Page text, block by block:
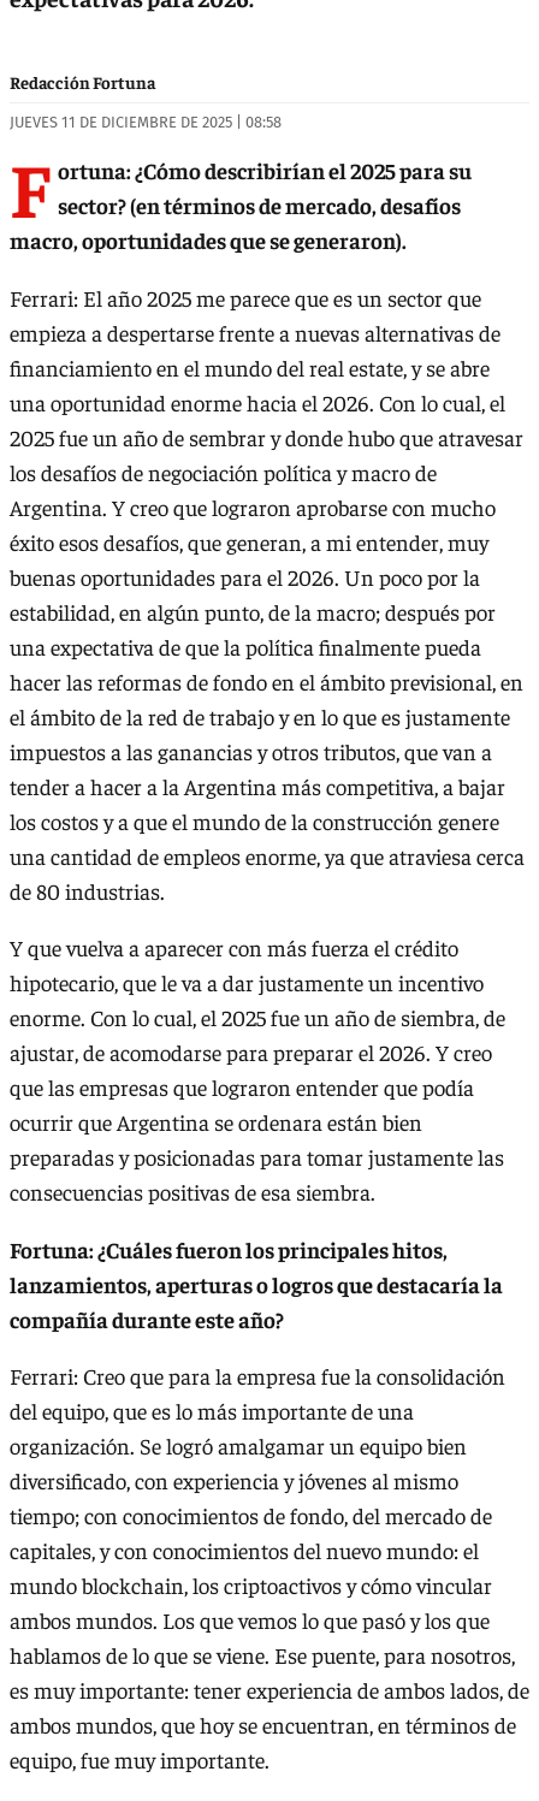
Redacción Fortuna
JUEVES 11 DE DICIEMBRE DE 2025 | 08:58
F ortuna: ¿Cómo describirían el 2025 para su
sector? (en términos de mercado, desafíos
macro, oportunidades que se generaron).
Ferrari: El año 2025 me parece que es un sector que
empieza a despertarse frente a nuevas alternativas de
financiamiento en el mundo del real estate, y se abre
una oportunidad enorme hacia el 2026. Con lo cual, el
2025 fue un año de sembrar y donde hubo que atravesar
los desafíos de negociación política y macro de
Argentina. Y creo que lograron aprobarse con mucho
éxito esos desafíos, que generan, a mi entender, muy
buenas oportunidades para el 2026. Un poco por la
estabilidad, en algún punto, de la macro; después por
una expectativa de que la política finalmente pueda
hacer las reformas de fondo en el ámbito previsional, en
el ámbito de la red de trabajo y en lo que es justamente
impuestos a las ganancias y otros tributos, que van a
tender a hacer a la Argentina más competitiva, a bajar
los costos y a que el mundo de la construcción genere
una cantidad de empleos enorme, ya que atraviesa cerca
de 80 industrias.
Y que vuelva a aparecer con más fuerza el crédito
hipotecario, que le va a dar justamente un incentivo
enorme. Con lo cual, el 2025 fue un año de siembra, de
ajustar, de acomodarse para preparar el 2026. Y creo
que las empresas que lograron entender que podía
ocurrir que Argentina se ordenara están bien
preparadas y posicionadas para tomar justamente las
consecuencias positivas de esa siembra.
Fortuna: ¿Cuáles fueron los principales hitos,
lanzamientos, aperturas o logros que destacaría la
compañía durante este año?
Ferrari: Creo que para la empresa fue la consolidación
del equipo, que es lo más importante de una
organización. Se logró amalgamar un equipo bien
diversificado, con experiencia y jóvenes al mismo
tiempo; con conocimientos de fondo, del mercado de
capitales, y con conocimientos del nuevo mundo: el
mundo blockchain, los criptoactivos y cómo vincular
ambos mundos. Los que vemos lo que pasó y los que
hablamos de lo que se viene. Ese puente, para nosotros,
es muy importante: tener experiencia de ambos lados, de
ambos mundos, que hoy se encuentran, en términos de
equipo, fue muy importante.